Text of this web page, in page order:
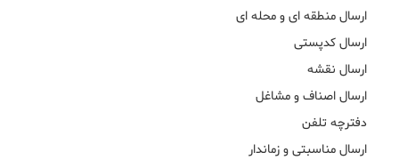
ارسال منطقه ای و محله ای
ارسال کدپستی
ارسال نقشه
ارسال اصناف و مشاغل
دفترچه تلفن
ارسال مناسبتی و زماندار